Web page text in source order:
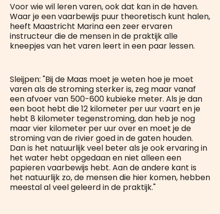
Voor wie wil leren varen, ook dat kan in de haven.
Waar je een vaarbewijs puur theoretisch kunt halen,
heeft Maastricht Marina een zeer ervaren
instructeur die de mensen in de praktijk alle
kneepjes van het varen leert in een paar lessen.
Sleijpen: "Bij de Maas moet je weten hoe je moet
varen als de stroming sterker is, zeg maar vanaf
een afvoer van 500-600 kubieke meter. Als je dan
een boot hebt die 12 kilometer per uur vaart en je
hebt 8 kilometer tegenstroming, dan heb je nog
maar vier kilometer per uur over en moet je de
stroming van de rivier goed in de gaten houden.
Dan is het natuurlijk veel beter als je ook ervaring in
het water hebt opgedaan en niet alleen een
papieren vaarbewijs hebt. Aan de andere kant is
het natuurlijk zo, de mensen die hier komen, hebben
meestal al veel geleerd in de praktijk."